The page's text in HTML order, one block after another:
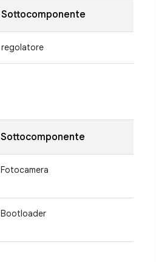
Sottocomponente
regolatore
Sottocomponente
Fotocamera
Bootloader